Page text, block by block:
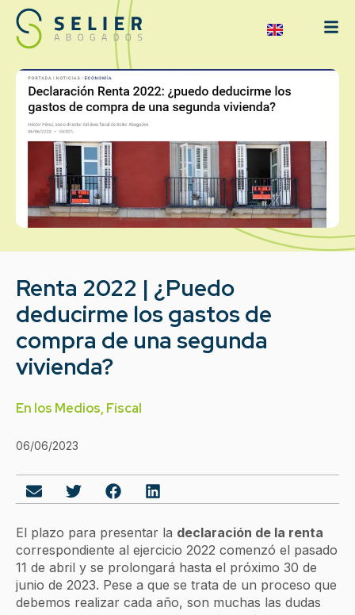
Renta 2022 | ¿Puedo
deducirme los gastos de
compra de una segunda
vivienda?
En los Medios, Fiscal
06/06/2023
El plazo para presentar la declaración de la renta
correspondiente al ejercicio 2022 comenzó el pasado
11 de abril y se prolongará hasta el próximo 30 de
junio de 2023. Pese a que se trata de un proceso que
debemos realizar cada año, son muchas las dudas